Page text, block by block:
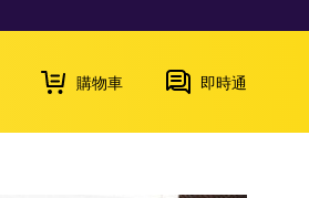
購物車 即時通